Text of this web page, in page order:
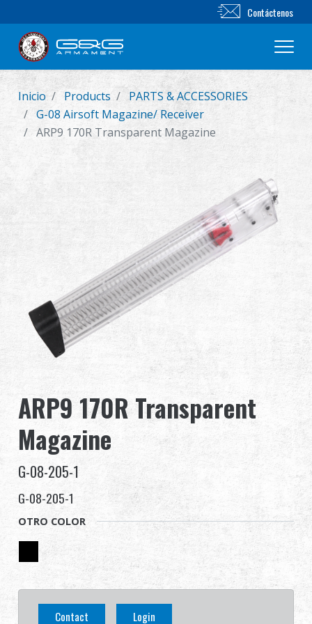
Nuevo producto
Airsoft Rifle
Sistema de Entrenamiento
Distribuidor
Sobre nosotros
Competitions & Event
Soporte
繁體中文 English (US)
Français 日本語
Contáctenos
Inicio Products
PARTS & ACCESSORIES
G-08 Airsoft Magazine/ Receiver
ARP9 170R Transparent Magazine
ARP9 170R Transparent
Magazine
G-08-205-1
G-08-205-1
OTRO COLOR
Contact Login